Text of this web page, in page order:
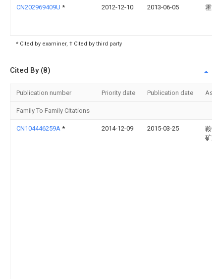
CN202969409U * 2012-12-10 2013-06-05 霍宏
* Cited by examiner, † Cited by third party
Cited By (8)
Publication number Priority date Publication date
Family To Family Citations
CN104446259A * 2014-12-09 2015-03-25
鞍钢
矿业